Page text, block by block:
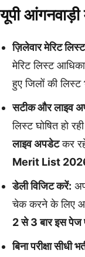
यूपी आंगनवाड़ी
ज़िलेवार मेरिट
मेरिट लिस्ट
हुए जिलों की लिस्ट
सटीक और लाइव
लिस्ट घोषित हो
लाइव अपडेटकर
Merit List
डेली विजिट करें:
चेक करने के लिए
2 से 3 बार इस
बिना परीक्षा सीधी